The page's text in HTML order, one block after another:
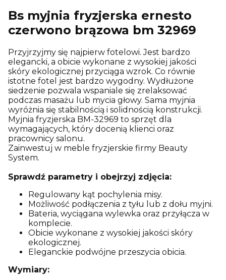
Bs myjnia fryzjerska ernesto
czerwono brązowa bm 32969
Przyjrzyjmy się najpierw fotelowi. Jest bardzo
elegancki, a obicie wykonane z wysokiej jakości
skóry ekologicznej przyciąga wzrok. Co równie
istotne fotel jest bardzo wygodny. Wydłużone
siedzenie pozwala wspaniale się zrelaksować
podczas masażu lub mycia głowy. Sama myjnia
wyróżnia się stabilnością i solidnością konstrukcji.
Myjnia fryzjerska BM-32969 to sprzęt dla
wymagających, który docenią klienci oraz
pracownicy salonu.
Zainwestuj w meble fryzjerskie firmy Beauty
System.
Sprawdź parametry i obejrzyj zdjęcia:
Regulowany kąt pochylenia misy.
Możliwość podłączenia z tyłu lub z dołu myjni.
Bateria, wyciągana wylewka oraz przyłącza w
komplecie.
Obicie wykonane z wysokiej jakości skóry
ekologicznej.
Eleganckie podwójne przeszycia obicia.
Wymiary: